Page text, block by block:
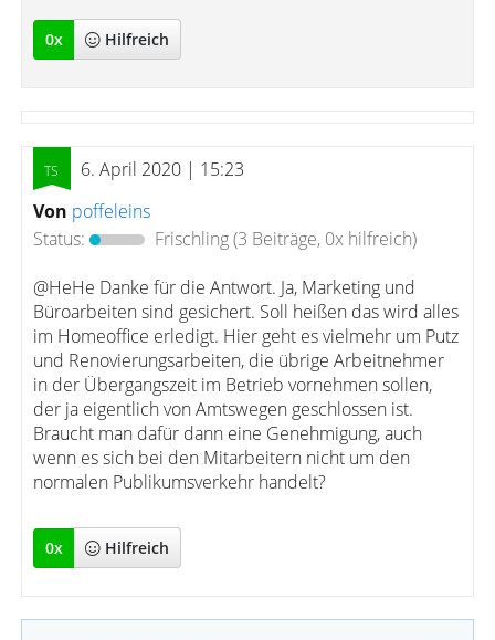
0x Hilfreich
6. April 2020 | 15:23
Von poffeleins
Status:
Frischling(3 Beiträge, 0x hilfreich)
@HeHe Danke für die Antwort. Ja, Marketing und
Büroarbeiten sind gesichert. Soll heißen das wird alles
im Homeoffice erledigt. Hier geht es vielmehr um Putz
und Renovierungsarbeiten, die übrige Arbeitnehmer
in der Übergangszeit im Betrieb vornehmen sollen,
der ja eigentlich von Amtswegen geschlossen ist.
Braucht man dafür dann eine Genehmigung, auch
wenn es sich bei den Mitarbeitern nicht um den
normalen Publikumsverkehr handelt?
0x Hilfreich